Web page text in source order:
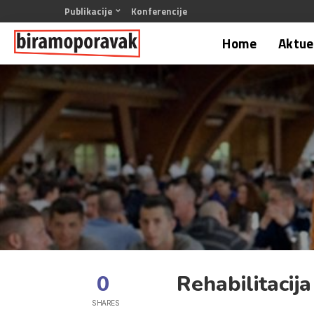
Publikacije Konferencije
Home
0
SHARES